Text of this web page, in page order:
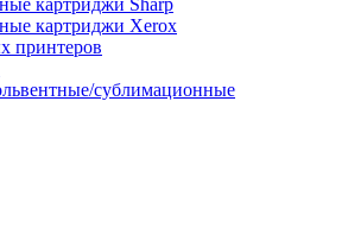
картриджи Sharp
картриджи Xerox
принтеров
сублимационные